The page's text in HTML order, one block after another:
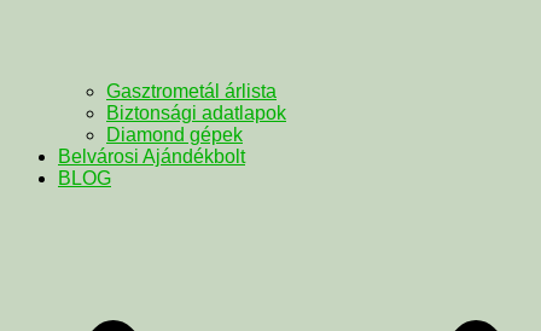
Gasztrometál árlista
Biztonsági adatlapok
Diamond gépek
Belvárosi Ajándékbolt
BLOG